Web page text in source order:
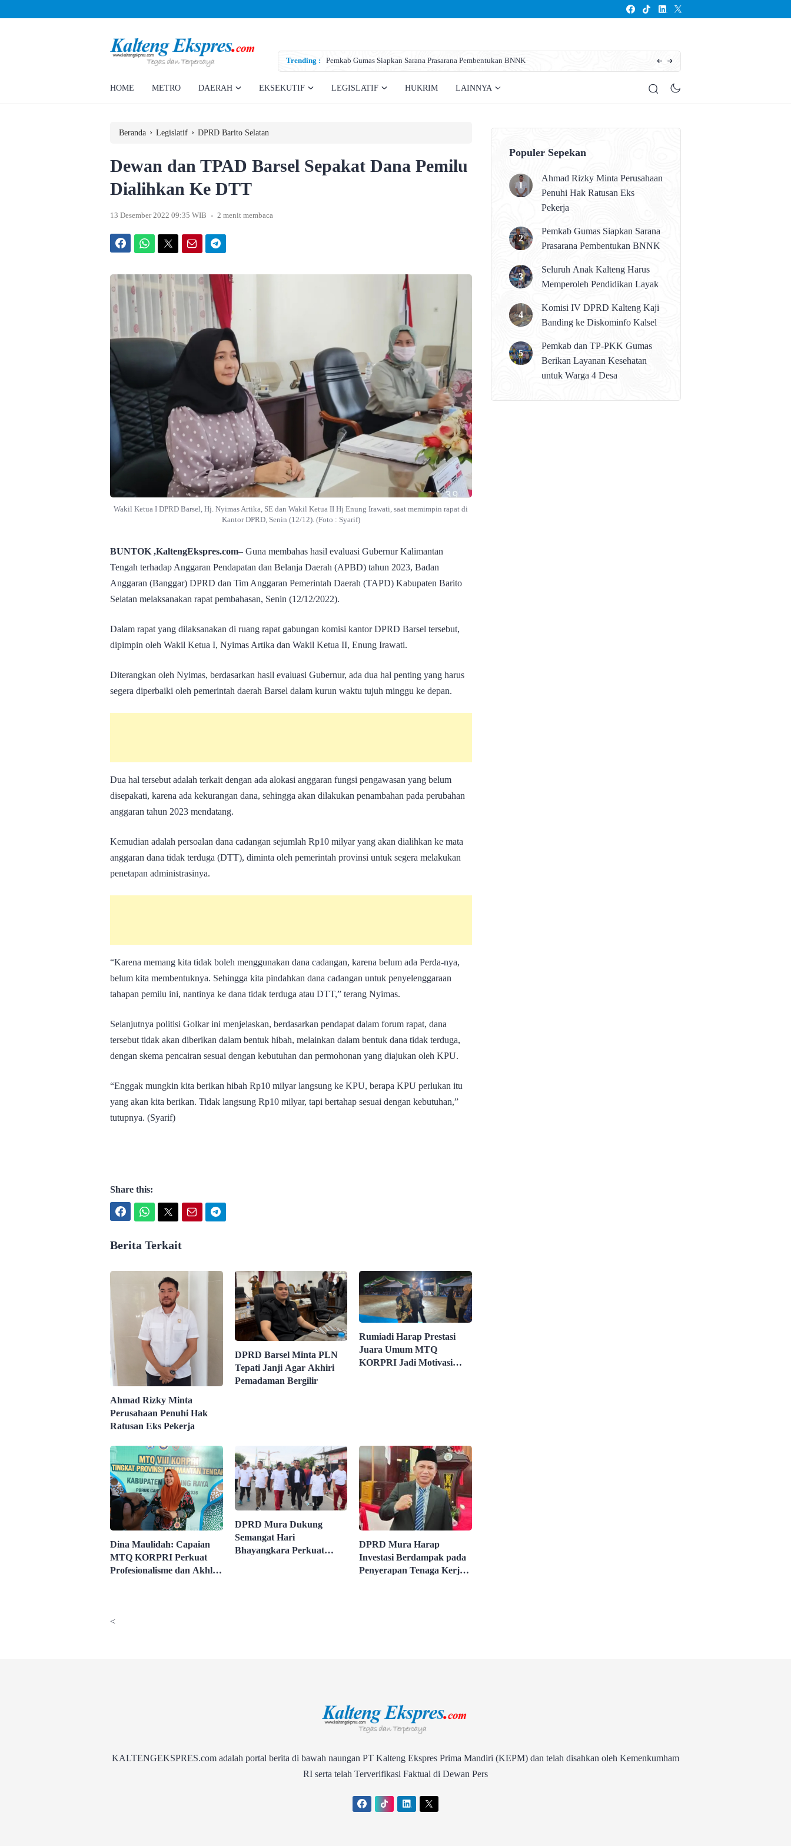
Trending :
Ahmad Rizky Minta Perusahaan Penuhi Hak Ratusan Eks Pekerja Pemkab Gumas Siapkan Sarana Prasarana Pembentukan BNNK Seluruh Anak Kalteng Harus Memperoleh
HOME METRO DAERAH EKSEKUTIF LEGISLATIF HUKRIM LAINNYA
Beranda › Legislatif › DPRD Barito Selatan
Dewan dan TPAD Barsel Sepakat Dana Pemilu
Dialihkan Ke DTT
13 Desember 2022 09:35 WIB . 2 menit membaca
Wakil Ketua I DPRD Barsel, Hj. Nyimas Artika, SE dan Wakil Ketua II Hj Enung Irawati, saat memimpin rapat di
Kantor DPRD, Senin (12/12). (Foto : Syarif)
BUNTOK ,KaltengEkspres.com– Guna membahas hasil evaluasi Gubernur Kalimantan
Tengah terhadap Anggaran Pendapatan dan Belanja Daerah (APBD) tahun 2023, Badan
Anggaran (Banggar) DPRD dan Tim Anggaran Pemerintah Daerah (TAPD) Kabupaten Barito
Selatan melaksanakan rapat pembahasan, Senin (12/12/2022).
Dalam rapat yang dilaksanakan di ruang rapat gabungan komisi kantor DPRD Barsel tersebut,
dipimpin oleh Wakil Ketua I, Nyimas Artika dan Wakil Ketua II, Enung Irawati.
Diterangkan oleh Nyimas, berdasarkan hasil evaluasi Gubernur, ada dua hal penting yang harus
segera diperbaiki oleh pemerintah daerah Barsel dalam kurun waktu tujuh minggu ke depan.
Dua hal tersebut adalah terkait dengan ada alokasi anggaran fungsi pengawasan yang belum
disepakati, karena ada kekurangan dana, sehingga akan dilakukan penambahan pada perubahan
anggaran tahun 2023 mendatang.
Kemudian adalah persoalan dana cadangan sejumlah Rp10 milyar yang akan dialihkan ke mata
anggaran dana tidak terduga (DTT), diminta oleh pemerintah provinsi untuk segera melakukan
penetapan administrasinya.
“Karena memang kita tidak boleh menggunakan dana cadangan, karena belum ada Perda-nya,
belum kita membentuknya. Sehingga kita pindahkan dana cadangan untuk penyelenggaraan
tahapan pemilu ini, nantinya ke dana tidak terduga atau DTT,” terang Nyimas.
Selanjutnya politisi Golkar ini menjelaskan, berdasarkan pendapat dalam forum rapat, dana
tersebut tidak akan diberikan dalam bentuk hibah, melainkan dalam bentuk dana tidak terduga,
dengan skema pencairan sesuai dengan kebutuhan dan permohonan yang diajukan oleh KPU.
“Enggak mungkin kita berikan hibah Rp10 milyar langsung ke KPU, berapa KPU perlukan itu
yang akan kita berikan. Tidak langsung Rp10 milyar, tapi bertahap sesuai dengan kebutuhan,”
tutupnya. (Syarif)
Share this:
Berita Terkait
Ahmad Rizky Minta
Perusahaan Penuhi Hak
Ratusan Eks Pekerja
DPRD Barsel Minta PLN
Tepati Janji Agar Akhiri
Pemadaman Bergilir
Rumiadi Harap Prestasi
Juara Umum MTQ
KORPRI Jadi Motivasi
Dina Maulidah: Capaian
MTQ KORPRI Perkuat
Profesionalisme dan Akhlak
DPRD Mura Dukung
Semangat Hari
Bhayangkara Perkuat
DPRD Mura Harap
Investasi Berdampak pada
Penyerapan Tenaga Kerja
Populer Sepekan
Ahmad Rizky Minta Perusahaan
Penuhi Hak Ratusan Eks
Pekerja
Pemkab Gumas Siapkan Sarana
Prasarana Pembentukan BNNK
Seluruh Anak Kalteng Harus
Memperoleh Pendidikan Layak
Komisi IV DPRD Kalteng Kaji
Banding ke Diskominfo Kalsel
Pemkab dan TP-PKK Gumas
Berikan Layanan Kesehatan
untuk Warga 4 Desa
<
KALTENGEKSPRES.com adalah portal berita di bawah naungan PT Kalteng Ekspres Prima Mandiri (KEPM) dan telah disahkan oleh Kemenkumham
RI serta telah Terverifikasi Faktual di Dewan Pers